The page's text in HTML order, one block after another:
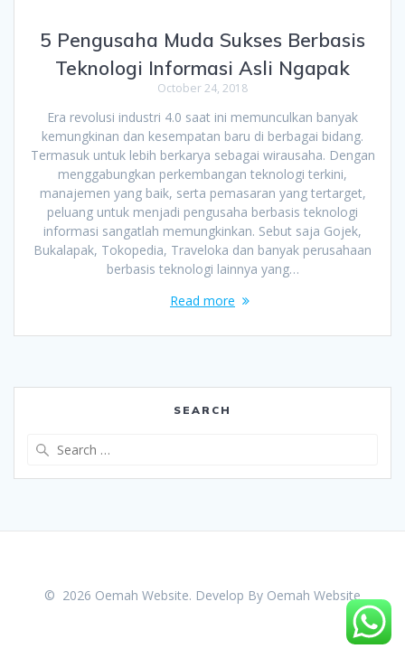
5 Pengusaha Muda Sukses Berbasis
Teknologi Informasi Asli Ngapak
October 24, 2018
Era revolusi industri 4.0 saat ini memunculkan banyak
kemungkinan dan kesempatan baru di berbagai bidang.
Termasuk untuk lebih berkarya sebagai wirausaha. Dengan
menggabungkan perkembangan teknologi terkini,
manajemen yang baik, serta pemasaran yang tertarget,
peluang untuk menjadi pengusaha berbasis teknologi
informasi sangatlah memungkinkan. Sebut saja Gojek,
Bukalapak, Tokopedia, Traveloka dan banyak perusahaan
berbasis teknologi lainnya yang…
Read more
SEARCH
© 2026 Oemah Website. Develop By Oemah Website